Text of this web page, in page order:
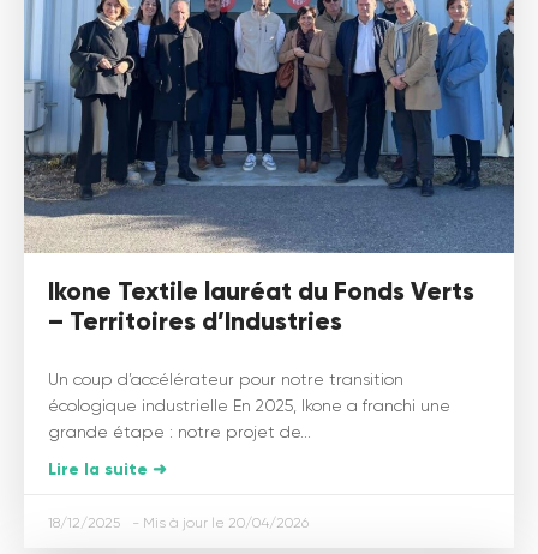
Ikone Textile lauréat du Fonds Verts
– Territoires d’Industries
Un coup d’accélérateur pour notre transition
écologique industrielle En 2025, Ikone a franchi une
grande étape : notre projet de...
Lire la suite ➜
18/12/2025 20/04/2026